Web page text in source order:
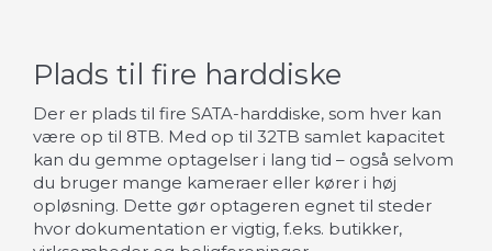
Plads til fire harddiske
Der er plads til fire SATA-harddiske, som hver kan
være op til 8TB. Med op til 32TB samlet kapacitet
kan du gemme optagelser i lang tid – også selvom
du bruger mange kameraer eller kører i høj
opløsning. Dette gør optageren egnet til steder
hvor dokumentation er vigtig, f.eks. butikker,